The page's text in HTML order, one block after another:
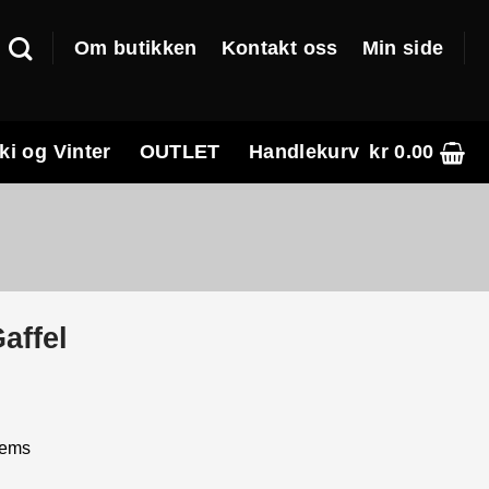
Om butikken Kontakt oss Min side
og Vinter OUTLET Handlekurv kr0.00